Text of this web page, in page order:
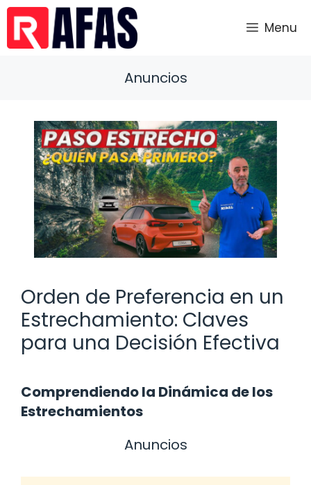
Saltar
contenido
Menu
Anuncios
Orden de Preferencia en un
Estrechamiento: Claves
para una Decisión Efectiva
Comprendiendo la Dinámica de los
Estrechamientos
Anuncios